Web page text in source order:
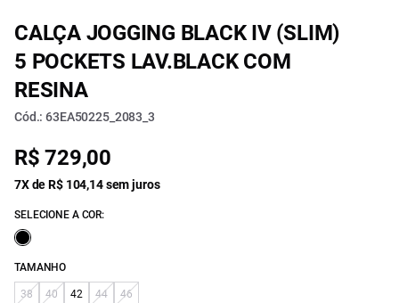
CALÇA JOGGING BLACK IV (SLIM)
5 POCKETS LAV.BLACK COM
RESINA
Cód.: 63EA50225_2083_3
R$ 729,00
7X de R$ 104,14 sem juros
SELECIONE A COR:
TAMANHO
38 40 42 44 46